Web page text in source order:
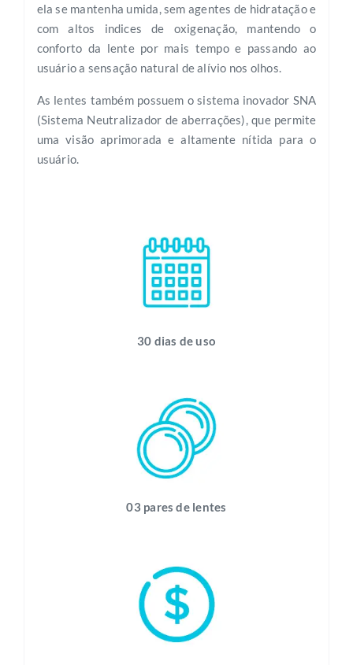
ela se mantenha umida, sem agentes de hidratação e
com altos indices de oxigenação, mantendo o
conforto da lente por mais tempo e passando ao
usuário a sensação natural de alívio nos olhos.
As lentes também possuem o sistema inovador SNA
(Sistema Neutralizador de aberrações), que permite
uma visão aprimorada e altamente nítida para o
usuário.
30 dias de uso
03 pares de lentes